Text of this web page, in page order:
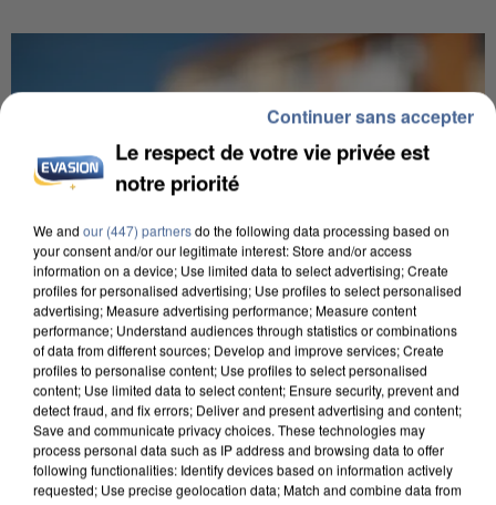
IL TUE SON FILS ET ENVOIE DES PHOTOS À SON
EX-COMPAGNE À NICE
Le respect de votre vie privée est
notre priorité
We and our (447) partnersdo the following data processing based on
your consent and/or our legitimate interest: Store and/or access
information on a device; Use limited data to select advertising; Create
profiles for personalised advertising; Use profiles to select personalised
advertising; Measure advertising performance; Measure content
performance; Understand audiences through statistics or combinations
of data from different sources; Develop and improve services; Create
profiles to personalise content; Use profiles to select personalised
content; Use limited data to select content; Ensure security, prevent and
detect fraud, and fix errors; Deliver and present advertising and content;
Save and communicate privacy choices. These technologies may
process personal data such as IP address and browsing data to offer
following functionalities: Identify devices based on information actively
requested; Use precise geolocation data; Match and combine data from
Continuer sans accepter